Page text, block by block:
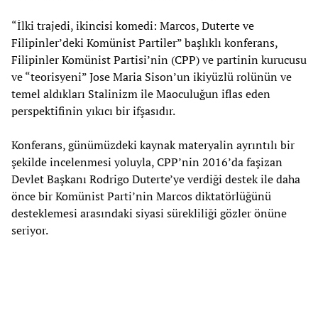
“İlki trajedi, ikincisi komedi: Marcos, Duterte ve
Filipinler’deki Komünist Partiler” başlıklı konferans,
Filipinler Komünist Partisi’nin (CPP) ve partinin kurucusu
ve “teorisyeni” Jose Maria Sison’un ikiyüzlü rolünün ve
temel aldıkları Stalinizm ile Maoculuğun iflas eden
perspektifinin yıkıcı bir ifşasıdır.
Konferans, günümüzdeki kaynak materyalin ayrıntılı bir
şekilde incelenmesi yoluyla, CPP’nin 2016’da faşizan
Devlet Başkanı Rodrigo Duterte’ye verdiği destek ile daha
önce bir Komünist Parti’nin Marcos diktatörlüğünü
desteklemesi arasındaki siyasi sürekliliği gözler önüne
seriyor.